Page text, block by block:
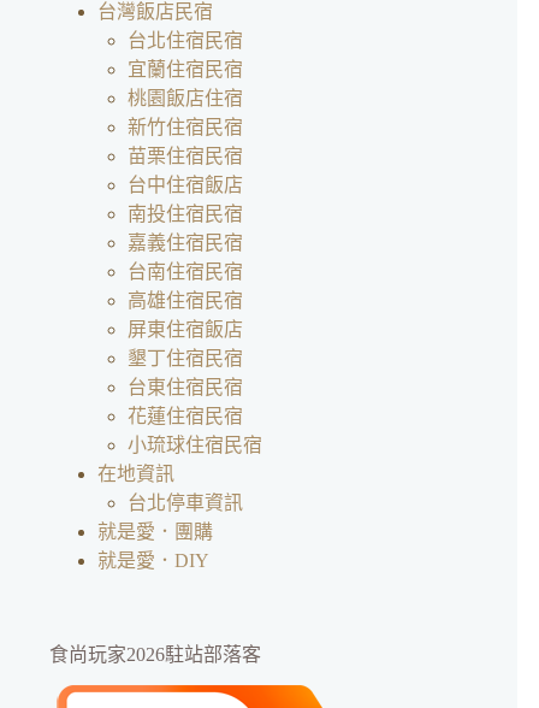
台灣飯店民宿
台北住宿民宿
宜蘭住宿民宿
桃園飯店住宿
新竹住宿民宿
苗栗住宿民宿
台中住宿飯店
南投住宿民宿
嘉義住宿民宿
台南住宿民宿
高雄住宿民宿
屏東住宿飯店
墾丁住宿民宿
台東住宿民宿
花蓮住宿民宿
小琉球住宿民宿
在地資訊
台北停車資訊
就是愛．團購
就是愛．DIY
食尚玩家2026駐站部落客